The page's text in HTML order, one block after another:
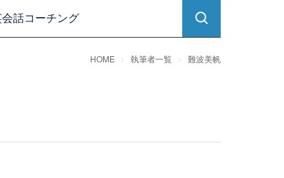
話コーチング
HOME 執筆者一覧 難波美帆